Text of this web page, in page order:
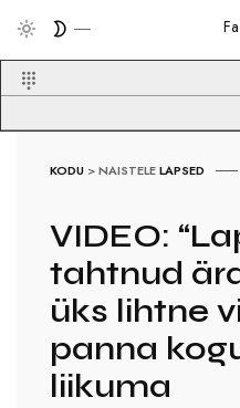
KODU >NAISTELELAPSED
VIDEO:
tahtnud
üks lihtne
panna
liikuma